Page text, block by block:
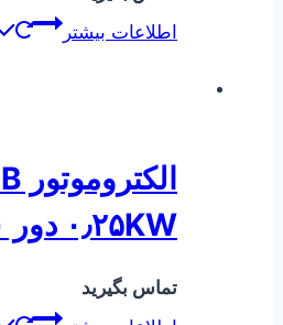
اطلاعات بیشتر
۰٫۲۵KW دور ۳۰۰۰
تماس بگیرید